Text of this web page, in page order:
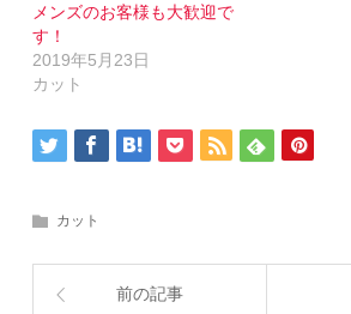
き だ
(新
し
ン
ド
ウ
メンズのお客様も大歓迎で
す！
2019年5月23日
カット
カット
前の記事